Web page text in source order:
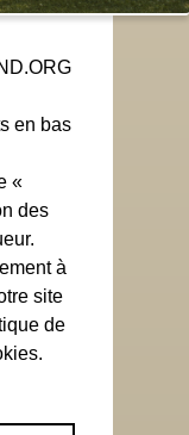
en bas
«
des
à
site
de